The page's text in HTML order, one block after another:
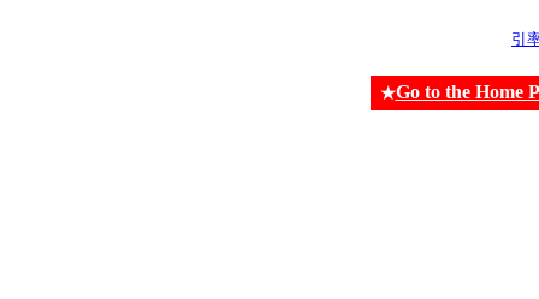
引
★Go to the Home